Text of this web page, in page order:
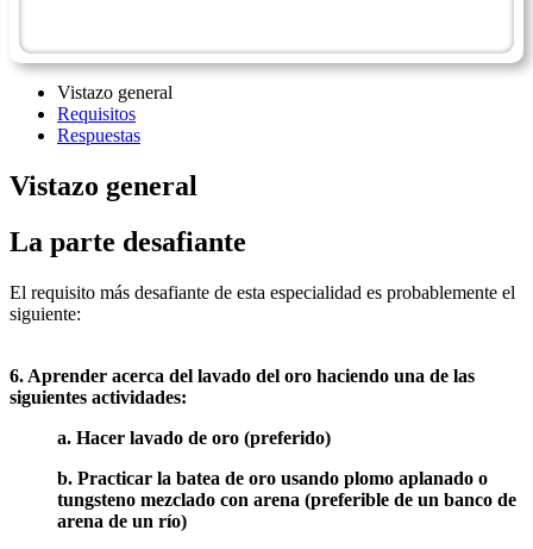
Vistazo general
Requisitos
Respuestas
Vistazo general
La parte desafiante
El requisito más desafiante de esta especialidad es probablemente el
siguiente:
6. Aprender acerca del lavado del oro haciendo una de las
siguientes actividades:
a. Hacer lavado de oro (preferido)
b. Practicar la batea de oro usando plomo aplanado o
tungsteno mezclado con arena (preferible de un banco de
arena de un río)